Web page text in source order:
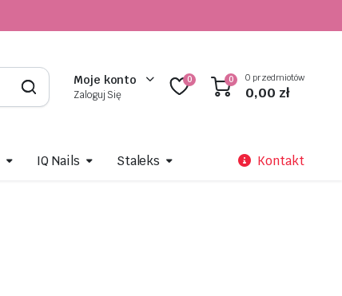
Moje konto
Zaloguj Się
0 0 0 przedmiotów
0,00 zł
IQ Nails Staleks Kontakt